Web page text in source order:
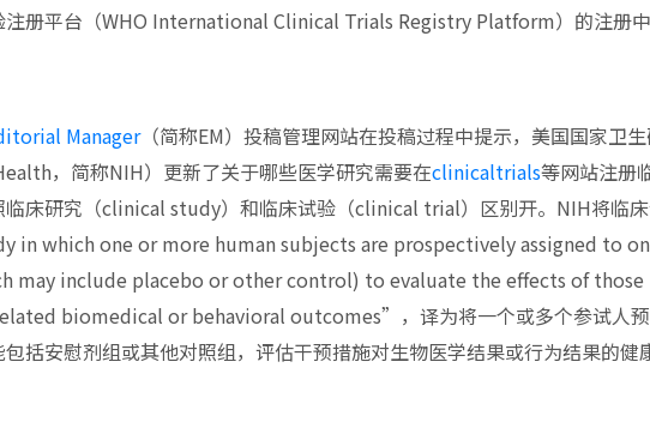
注册平台（WHO International Clinical Trials Registry Platform）的注册
Manager（简称EM）投稿管理网站在投稿过程中提示，美国国家卫
，简称NIH）更新了关于哪些医学研究需要在clinicaltrials等网站注册
临床研究（clinical study）和临床试验（clinical trial）区别开。NIH将临
in which one or more human subjects are prospectively assigned to
may include placebo or other control) to evaluate the effects of those
biomedical or behavioral outcomes”，译为将一个或多个参试人
括安慰剂组或其他对照组，评估干预措施对生物医学结果或行为结果的健